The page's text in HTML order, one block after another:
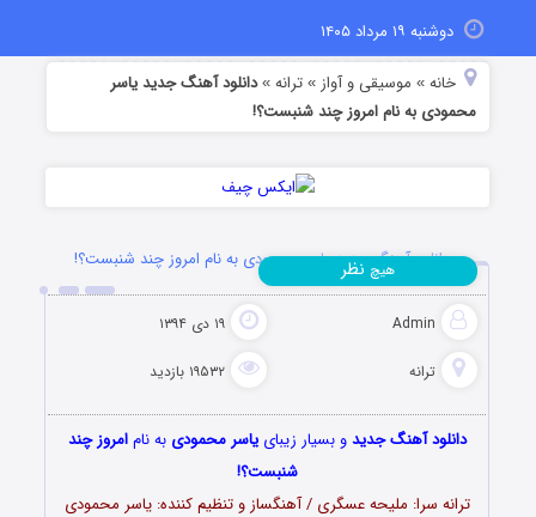
دوشنبه ۱۹ مرداد ۱۴۰۵
خانه » موسیقی و آواز »ترانه »دانلود آهنگ جدید یاسر
محمودی به نام امروز چند شنبست؟!
دانلود آهنگ جدید یاسر محمودی به نام امروز چند شنبست؟!
Admin ۱۹ دی ۱۳۹۴
ترانه ۱۹۵۳۲ بازدید
هیچ نظر
دانلود آهنگ جدیدو بسیار زیباییاسر محمودی به نامامروز چند
شنبست؟!
ترانه سرا: ملیحه عسگری / آهنگساز و تنظیم کننده: یاسر محمودی